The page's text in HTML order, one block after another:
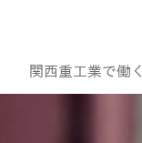
関西重工業で働く